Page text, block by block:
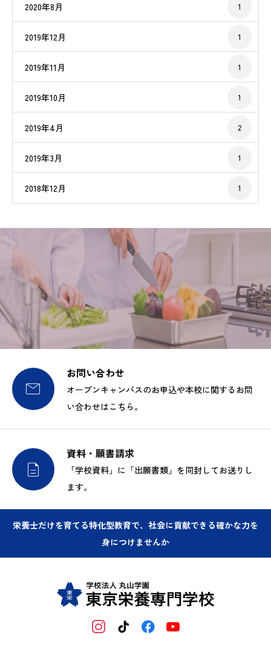
2020年8月 1
2019年12月 1
2019年11月 1
2019年10月 1
2019年4月 2
2019年3月 1
2018年12月 1

お問い合わせ
オープンキャンパスのお申込や本校に関するお問
い合わせはこちら。

資料・願書請求
「学校資料」に「出願書類」を同封してお送りし
ます。
栄養士だけを育てる特化型教育で、社会に貢献できる確かな力を
身につけませんか